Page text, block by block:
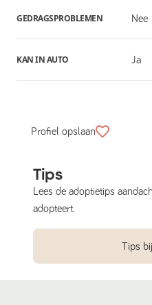
GEDRAGSPROBLEMEN Nee
KAN IN AUTO Ja
Profiel opslaan
Tips
Lees de adoptietips
adopteert.
Tips